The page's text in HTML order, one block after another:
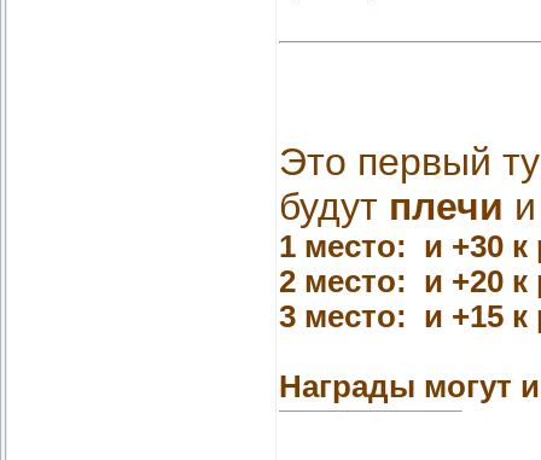
Это первый
будут плечи
1 место:
и +30 к
2 место:
и +20 к
3 место:
и +15 к
Награды могут